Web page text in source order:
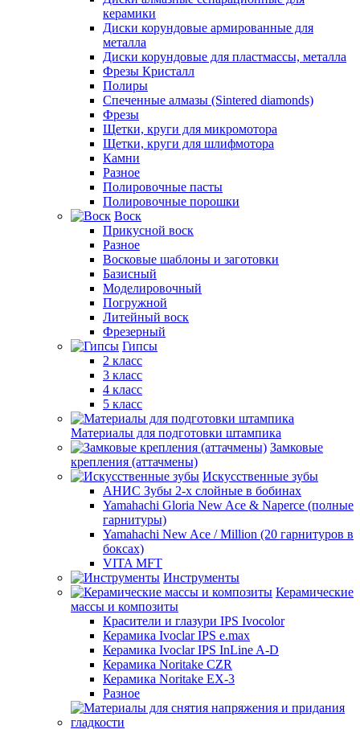
керамики
Диски корундовые армированные для
металла
Диски корундовые для пластмассы, металла
Фрезы Кристалл
Полиры
Спеченные алмазы (Sintered diamonds)
Фрезы
Щетки, круги для микромотора
Щетки, круги для шлифмотора
Камни
Разное
Полировочные пасты
Полировочные порошки
Воск
Прикусной воск
Разное
Восковые шаблоны и заготовки
Базисный
Моделировочный
Погружной
Литейный воск
Фрезерный
Гипсы
2 класс
3 класс
4 класс
5 класс
Материалы для подготовки штампика
Замковые
крепления (аттачмены)
Искусственные зубы
АНИС Зубы 2-х слойные в бобинах
Yamahachi Gloria New Ace & Naperce (полные
гарнитуры)
Yamahachi New Ace / Million (20 гарнитуров в
боксах)
VITA MFT
Инструменты
Керамические
массы и композиты
Красители и глазури IPS Ivocolor
Керамика Ivoclar IPS e.max
Керамика Ivoclar IPS InLine A-D
Керамика Noritake CZR
Керамика Noritake EX-3
Разное